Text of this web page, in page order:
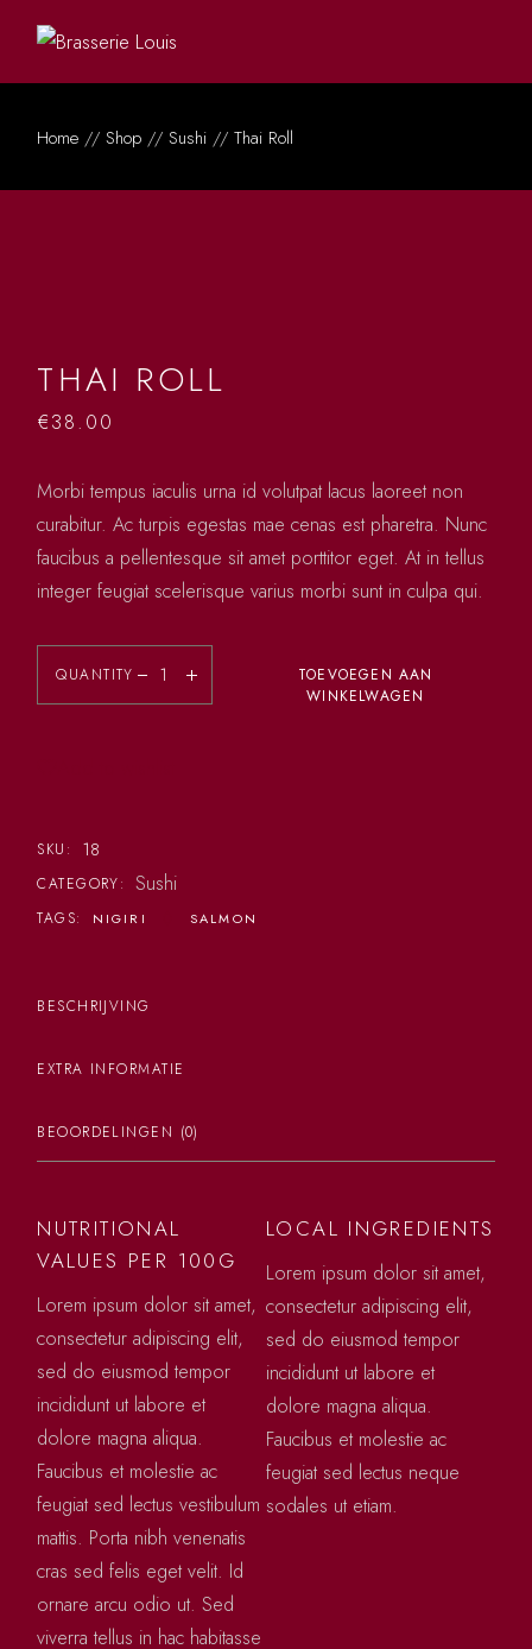
Home Shop Sushi Thai Roll
THAI ROLL
€38.00
Morbi tempus iaculis urna id volutpat lacus laoreet non
curabitur. Ac turpis egestas mae cenas est pharetra. Nunc
faucibus a pellentesque sit amet porttitor eget. At in tellus
integer feugiat scelerisque varius morbi sunt in culpa qui.
QUANTITY
TOEVOEGEN AAN
WINKELWAGEN
SKU: 18
CATEGORY: Sushi
TAGS: NIGIRI SALMON
BESCHRIJVING
EXTRA INFORMATIE
BEOORDELINGEN (0)
NUTRITIONAL
VALUES PER 100G
Lorem ipsum dolor sit amet,
consectetur adipiscing elit,
sed do eiusmod tempor
incididunt ut labore et
dolore magna aliqua.
Faucibus et molestie ac
feugiat sed lectus vestibulum
mattis. Porta nibh venenatis
cras sed felis eget velit. Id
ornare arcu odio ut. Sed
viverra tellus in hac habitasse
LOCAL INGREDIENTS
Lorem ipsum dolor sit amet,
consectetur adipiscing elit,
sed do eiusmod tempor
incididunt ut labore et
dolore magna aliqua.
Faucibus et molestie ac
feugiat sed lectus neque
sodales ut etiam.